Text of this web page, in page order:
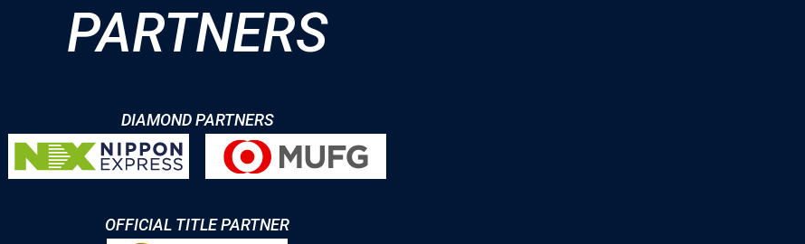
PARTNERS
DIAMOND PARTNERS
OFFICIAL TITLE PARTNER